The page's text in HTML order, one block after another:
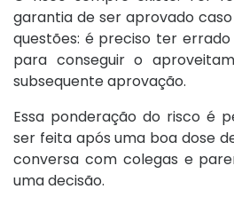
garantia de ser aprovado caso
questões: é preciso ter
para conseguir o
subsequente aprovação.
Essa ponderação do risco é
ser feita após uma boa dose
conversa com colegas e
uma decisão.